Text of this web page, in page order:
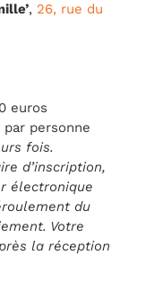
, 26, rue du
euros
par personne
fois.
d’inscription,
électronique
du
Votre
la réception